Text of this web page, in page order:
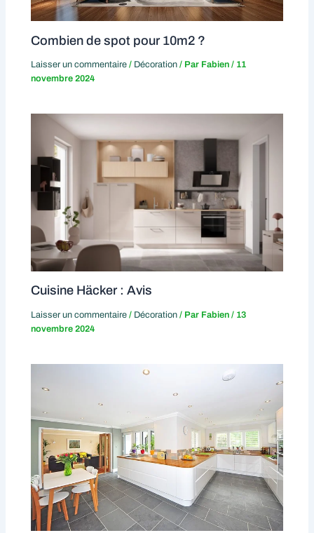
Combien de spot pour 10m2 ?
Laisser un commentaire / Décoration / Par Fabien/ 11
novembre 2024
Cuisine Häcker : Avis
Laisser un commentaire / Décoration / Par Fabien/ 13
novembre 2024